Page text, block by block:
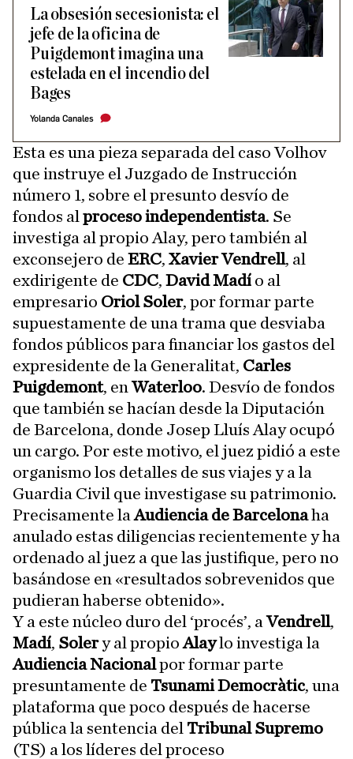
La obsesión secesionista: el
jefe de la oficina de
Puigdemont imagina una
estelada en el incendio del
Bages
Yolanda Canales
Esta es una pieza separada del caso Volhov
que instruye el Juzgado de Instrucción
número 1, sobre el presunto desvío de
fondos al proceso independentista. Se
investiga al propio Alay, pero también al
exconsejero de ERC, Xavier Vendrell, al
exdirigente de CDC, David Madí o al
empresario Oriol Soler, por formar parte
supuestamente de una trama que desviaba
fondos públicos para financiar los gastos del
expresidente de la Generalitat, Carles
Puigdemont, en Waterloo. Desvío de fondos
que también se hacían desde la Diputación
de Barcelona, donde Josep Lluís Alay ocupó
un cargo. Por este motivo, el juez pidió a este
organismo los detalles de sus viajes y a la
Guardia Civil que investigase su patrimonio.
Precisamente laAudiencia de Barcelonaha
anulado estas diligencias recientemente y ha
ordenado al juez a que las justifique, pero no
basándose en «resultados sobrevenidos que
pudieran haberse obtenido».
Y a este núcleo duro del ‘procés’, aVendrell,
Madí, Solery al propioAlaylo investiga la
Audiencia Nacionalpor formar parte
presuntamente de Tsunami Democràtic, una
plataforma que poco después de hacerse
pública la sentencia del Tribunal Supremo
(TS) a los líderes del proceso